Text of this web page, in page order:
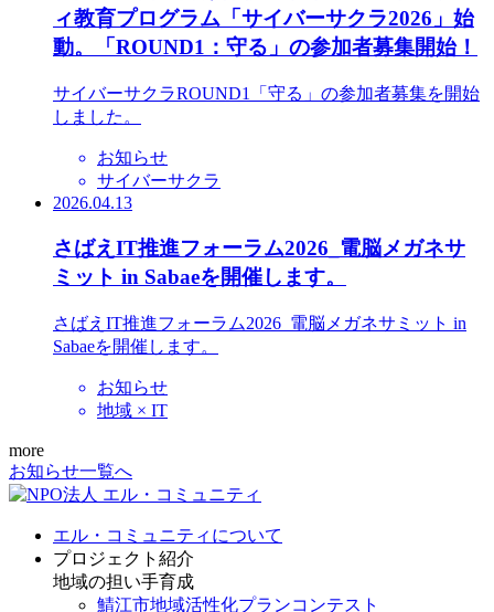
ィ教育プログラム「サイバーサクラ2026」始
動。「ROUND1：守る」の参加者募集開始！
サイバーサクラROUND1「守る」の参加者募集を開始
しました。
お知らせ
サイバーサクラ
2026.04.13
さばえIT推進フォーラム2026_電脳メガネサ
ミット in Sabaeを開催します。
さばえIT推進フォーラム2026_電脳メガネサミット in
Sabaeを開催します。
お知らせ
地域 × IT
more
お知らせ一覧へ
エル・コミュニティについて
プロジェクト紹介
地域の担い手育成
鯖江市地域活性化プランコンテスト